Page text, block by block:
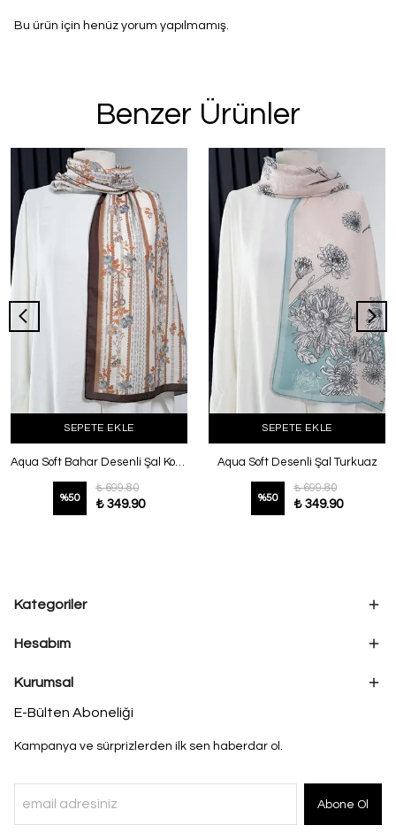
Bu ürün için henüz yorum yapılmamış.
Benzer Ürünler
SEPETE EKLE
Aqua Soft Bahar Desenli Şal Koyu Kahve
%50
₺ 699.80
₺ 349.90
SEPETE EKLE
Aqua Soft Desenli Şal Turkuaz
%50
₺ 699.80
₺ 349.90
Kategoriler
Hesabım
Kurumsal
E-Bülten Aboneliği
Kampanya ve sürprizlerden ilk sen haberdar ol.
Abone Ol